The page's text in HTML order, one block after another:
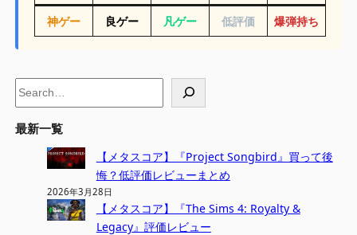
神ゲー 良ゲー 凡ゲー 低評価 爆弾持ち
S
e
a
最新一覧
【メタスコア】『Project Songbird』買って後
悔？低評価レビューまとめ
2026年3月28日
【メタスコア】『The Sims 4: Royalty &
Legacy』評価レビュー